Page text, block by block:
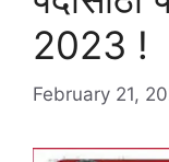
2023 !
February 21,